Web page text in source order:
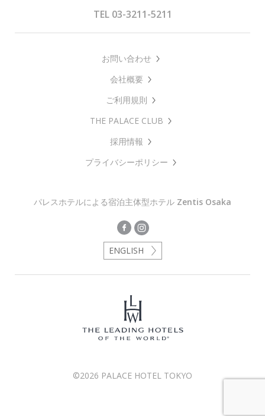
TEL 03-3211-5211
お問い合わせ
会社概要
ご利用規則
THE PALACE CLUB
採用情報
プライバシーポリシー
パレスホテルによる宿泊主体型ホテル Zentis Osaka
ENGLISH
©2026 PALACE HOTEL TOKYO